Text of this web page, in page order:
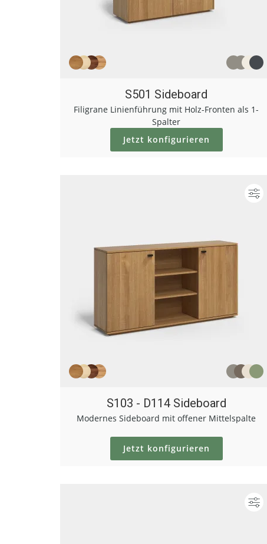
S501 Sideboard
Filigrane Linienführung mit Holz-Fronten als 1-
Spalter
Jetzt konfigurieren
S103 - D114 Sideboard
Modernes Sideboard mit offener Mittelspalte
Jetzt konfigurieren